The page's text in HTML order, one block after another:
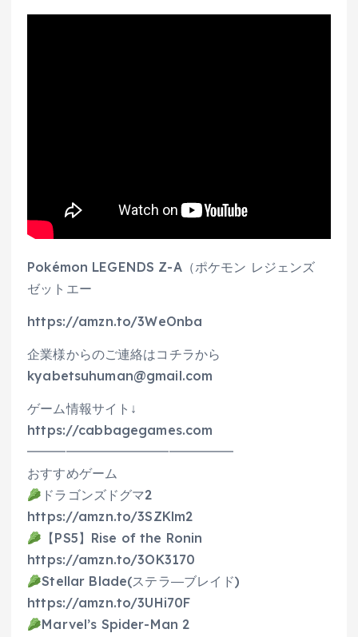
Pokémon LEGENDS Z-A（ポケモン レジェンズ
ゼットエー
https://amzn.to/3WeOnba
企業様からのご連絡はコチラから
kyabetsuhuman@gmail.com
ゲーム情報サイト↓
https://cabbagegames.com
━━━━━━━━━━━━━━━━
おすすめゲーム
ドラゴンズドグマ2
https://amzn.to/3SZKlm2
【PS5】Rise of the Ronin
https://amzn.to/3OK3170
Stellar Blade(ステラ―ブレイド)
https://amzn.to/3UHi70F
Marvel’s Spider-Man 2